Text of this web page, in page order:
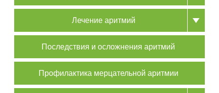
Лечение аритмий
Последствия и осложнения аритмий
Профилактика мерцательной аритмии